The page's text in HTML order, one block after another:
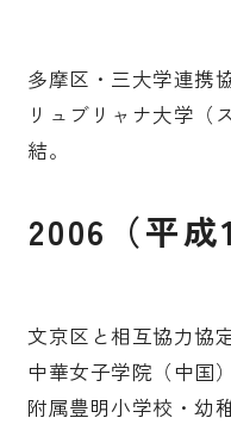
多摩区・三大学連携
リュブリャナ大学（
結。
2006（平成
文京区と相互協力協
中華女子学院（中国
附属豊明小学校・幼